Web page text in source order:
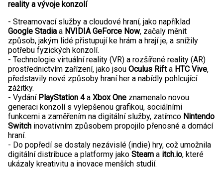
reality a vývoje konzolí
- Streamovací služby a cloudové hraní, jako například
Google Stadia a NVIDIA GeForce Now, začaly měnit
způsob, jakým lidé přistupují ke hrám a hrají je, a snížily
potřebu fyzických konzolí.
- Technologie virtuální reality (VR) a rozšířené reality (AR)
prostřednictvím zařízení, jako jsou Oculus Rifta HTC Vive,
představily nové způsoby hraní her a nabídly pohlcující
zážitky.
- Vydání PlayStation 4a Xbox One znamenalo novou
generaci konzolí s vylepšenou grafikou, sociálními
funkcemi a zaměřením na digitální služby, zatímco Nintendo
Switch inovativním způsobem propojilo přenosné a domácí
hraní.
- Do popředí se dostaly nezávislé (indie) hry, což umožnila
digitální distribuce a platformy jako Steam a itch.io, které
ukázaly kreativitu a inovace menších studií.